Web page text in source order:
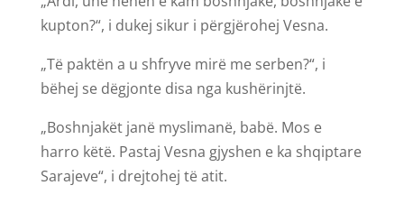
kupton?“, i dukej sikur i përgjërohej Vesna.
„Të paktën a u shfryve mirë me serben?“, i
bëhej se dëgjonte disa nga kushërinjtë.
„Boshnjakët janë myslimanë, babë. Mos e
harro këtë. Pastaj Vesna gjyshen e ka shqiptare
Sarajeve“, i drejtohej të atit.